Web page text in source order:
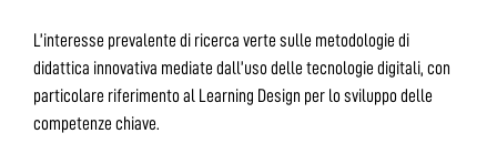
L’interesse prevalente di ricerca verte sulle metodologie di
didattica innovativa mediate dall’uso delle tecnologie digitali, con
particolare riferimento al Learning Design per lo sviluppo delle
competenze chiave.